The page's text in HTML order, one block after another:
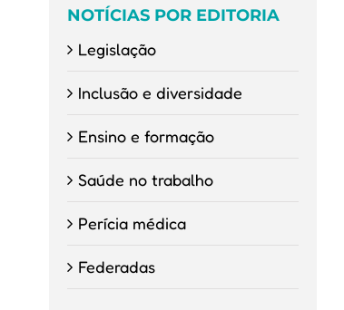
NOTÍCIAS POR EDITORIA
Legislação
Inclusão e diversidade
Ensino e formação
Saúde no trabalho
Perícia médica
Federadas